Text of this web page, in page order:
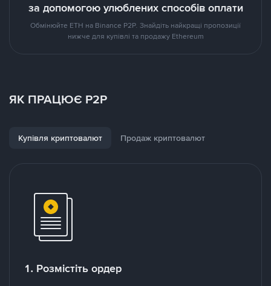
за допомогою улюблених способів оплати
Обмінюйте ETH на Binance P2P. Знайдіть найкращі пропозиції
нижче для купівлі та продажу Ethereum
ЯК ПРАЦЮЄ P2P
Купівля криптовалют Продаж криптовалют
1. Розмістіть ордер